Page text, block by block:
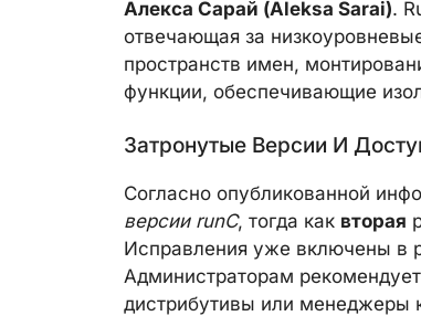
Алекса Сарай (Aleksa Sarai).
отвечающая за
пространств имен,
функции, обеспечивающие
Затронутые Версии И
Согласно опубликованной
версии runC, тогда как вторая
Исправления уже включены в
Администраторам
дистрибутивы или менеджеры